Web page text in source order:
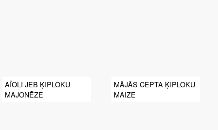
AÏOLI JEB ĶIPLOKU
MAJONĒZE
MĀJĀS CEPTA ĶIPLOKU
MAIZE